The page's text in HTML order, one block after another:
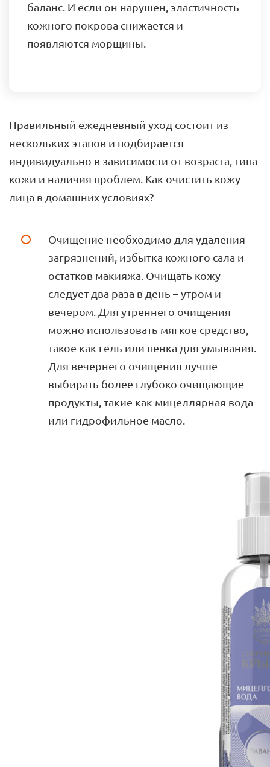
баланс. И если он нарушен, эластичность
кожного покрова снижается и
появляются морщины.
Правильный ежедневный уход состоит из
нескольких этапов и подбирается
индивидуально в зависимости от возраста, типа
кожи и наличия проблем. Как очистить кожу
лица в домашних условиях?
Очищение необходимо для удаления
загрязнений, избытка кожного сала и
остатков макияжа. Очищать кожу
следует два раза в день – утром и
вечером. Для утреннего очищения
можно использовать мягкое средство,
такое как гель или пенка для умывания.
Для вечернего очищения лучше
выбирать более глубоко очищающие
продукты, такие как мицеллярная вода
или гидрофильное масло.